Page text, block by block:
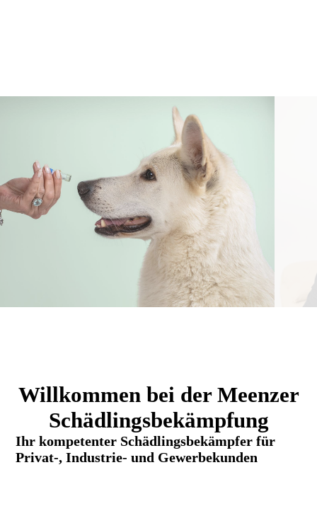
Willkommen bei der Meenzer
Schädlingsbekämpfung
Ihr kompetenter Schädlingsbekämpfer für
Privat-, Industrie- und Gewerbekunden